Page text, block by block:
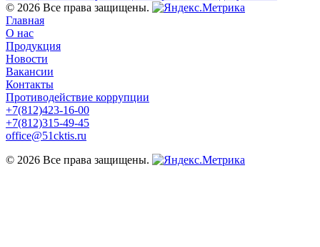
© 2026 Все права защищены.
Главная
О нас
Продукция
Новости
Вакансии
Контакты
Противодействие коррупции
+7(812)423-16-00
+7(812)315-49-45
office@51cktis.ru
© 2026 Все права защищены.